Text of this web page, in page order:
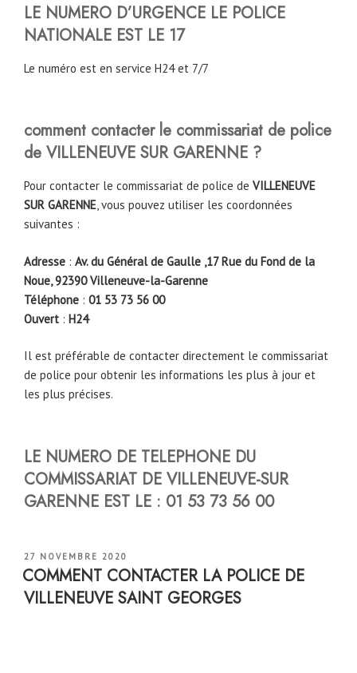
LE NUMERO D’URGENCE LE POLICE
NATIONALE EST LE 17
Le numéro est en service H24 et 7/7
comment contacter le commissariat de police
de VILLENEUVE SUR GARENNE ?
Pour contacter le commissariat de police de VILLENEUVE
SUR GARENNE, vous pouvez utiliser les coordonnées
suivantes :
Adresse : Av. du Général de Gaulle ,17 Rue du Fond de la
Noue, 92390 Villeneuve-la-Garenne
Téléphone : 01 53 73 56 00
Ouvert : H24
Il est préférable de contacter directement le commissariat
de police pour obtenir les informations les plus à jour et
les plus précises.
LE NUMERO DE TELEPHONE DU
COMMISSARIAT DE VILLENEUVE-SUR
GARENNE EST LE : 01 53 73 56 00
PUBLIÉ
LE
27 NOVEMBRE 2020
COMMENT CONTACTER LA POLICE DE
VILLENEUVE SAINT GEORGES